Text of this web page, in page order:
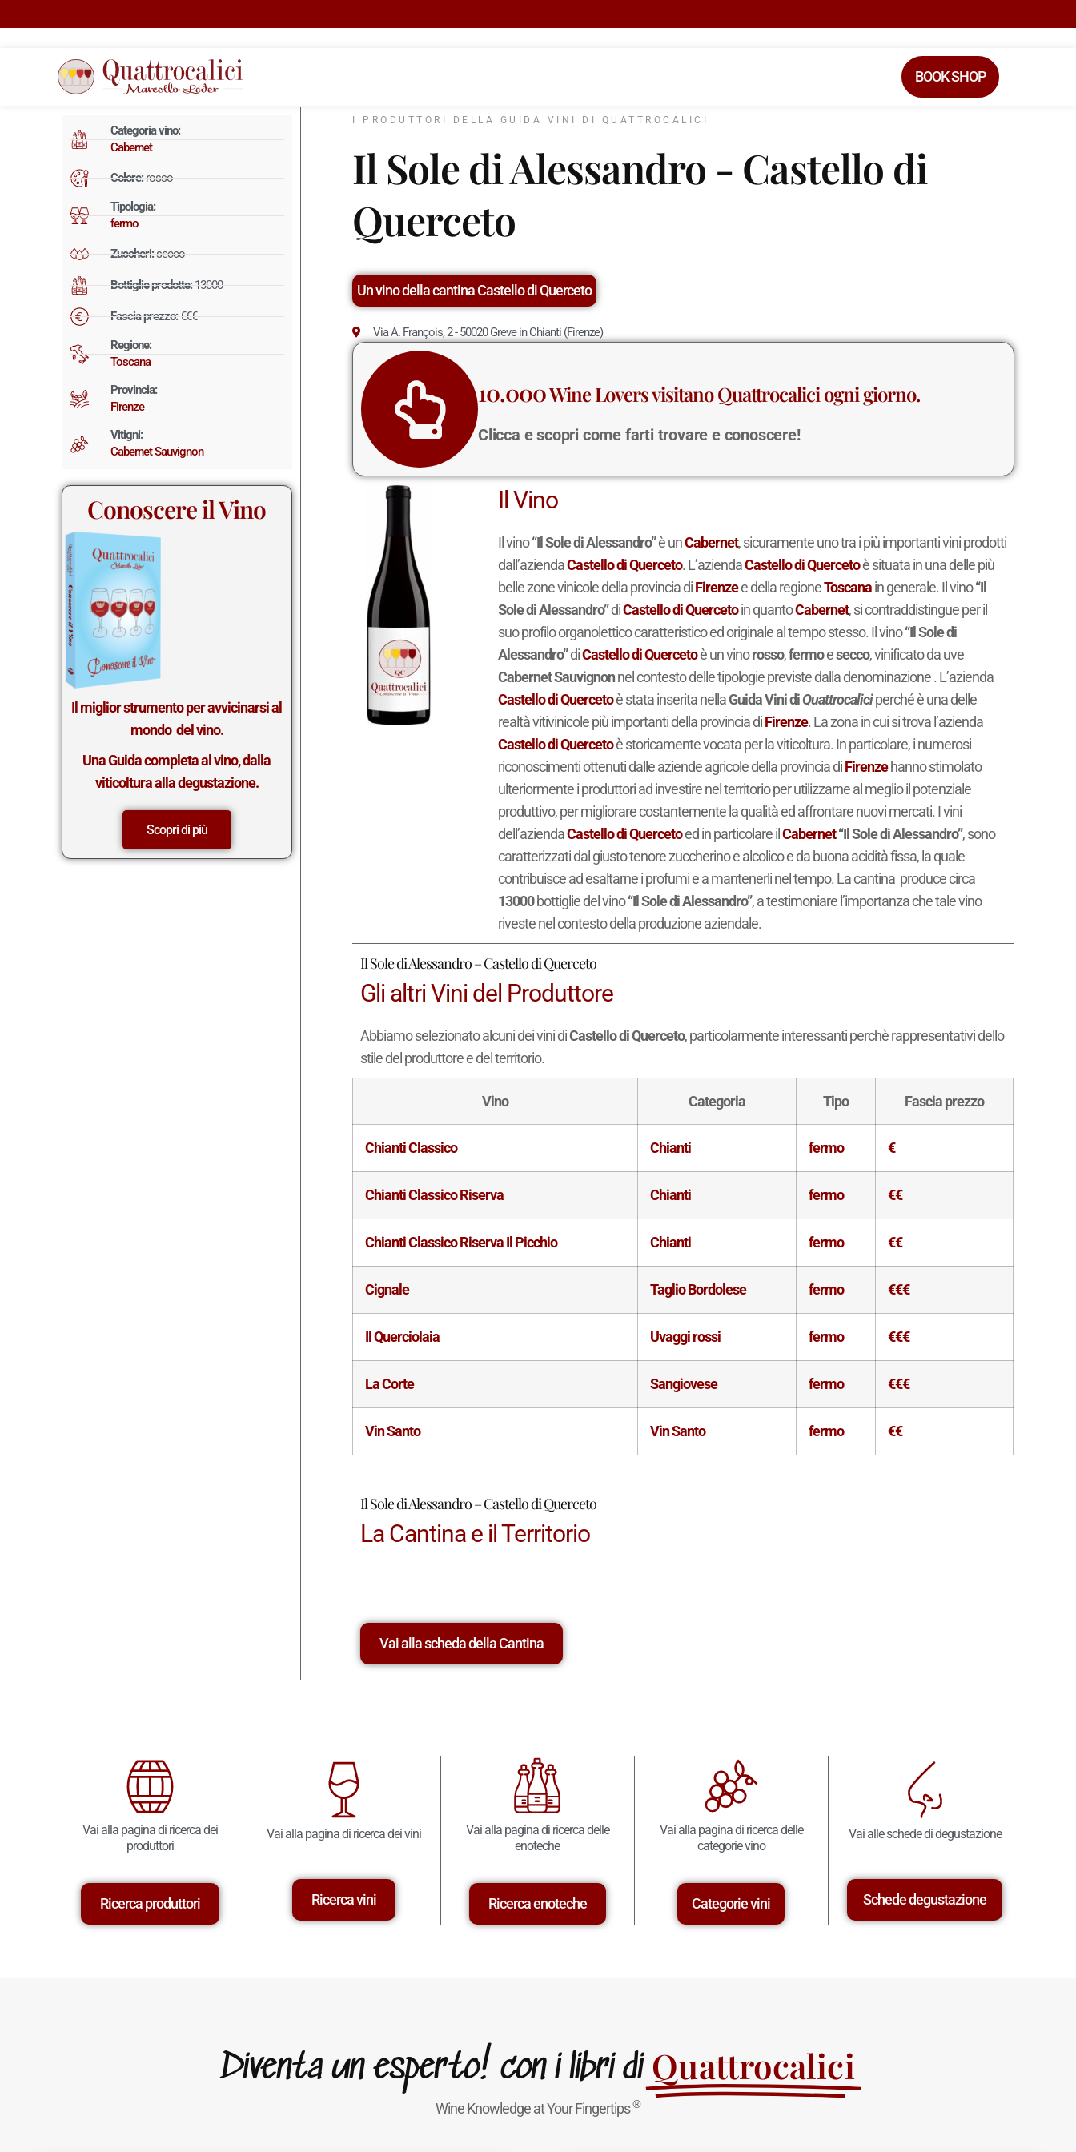
BOOK SHOP
Categoria vino:
Cabernet
Colore:rosso
Tipologia:
fermo
Zuccheri:secco
Bottiglie prodotte:13000
Fascia prezzo:€€€
Regione:
Toscana
Provincia:
Firenze
Vitigni:
Cabernet Sauvignon
Conoscere il Vino
Il miglior strumento per avvicinarsi al
mondo del vino.
Una Guida completa al vino, dalla
viticoltura alla degustazione.
Scopri di più
I PRODUTTORI DELLA GUIDA VINI DI QUATTROCALICI
Il Sole di Alessandro - Castello di
Querceto
Un vino della cantina Castello di Querceto
Via A. François, 2 - 50020 Greve in Chianti (Firenze)
10.000Wine Lovers visitano Quattrocalici ogni giorno.
Clicca e scopri come farti trovare e conoscere!
Il Vino
Il vino“Il Sole di Alessandro”è unCabernet, sicuramente uno tra i più importanti vini prodotti
dall’aziendaCastello di Querceto. L’aziendaCastello di Quercetoè situata in una delle più
belle zone vinicole della provincia diFirenzee della regioneToscanain generale. Il vino“Il
Sole di Alessandro”diCastello di Quercetoin quantoCabernet, si contraddistingue per il
suo profilo organolettico caratteristico ed originale al tempo stesso. Il vino“Il Sole di
Alessandro”diCastello di Quercetoè un vinorosso,fermoesecco, vinificato da uve
Cabernet Sauvignonnel contesto delle tipologie previste dalla denominazione . L’azienda
Castello di Quercetoè stata inserita nellaGuida Vini diQuattrocaliciperché è una delle
realtà vitivinicole più importanti della provincia diFirenze. La zona in cui si trova l’azienda
Castello di Quercetoè storicamente vocata per la viticoltura. In particolare, i numerosi
riconoscimenti ottenuti dalle aziende agricole della provincia diFirenzehanno stimolato
ulteriormente i produttori ad investire nel territorio per utilizzarne al meglio il potenziale
produttivo, per migliorare costantemente la qualità ed affrontare nuovi mercati. I vini
dell’aziendaCastello di Quercetoed in particolare il Cabernet “Il Sole di Alessandro”, sono
caratterizzati dal giusto tenore zuccherino e alcolico e da buona acidità fissa, la quale
contribuisce ad esaltarne i profumi e a mantenerli nel tempo. La cantina produce circa
13000bottiglie del vino“Il Sole di Alessandro”, a testimoniare l’importanza che tale vino
riveste nel contesto della produzione aziendale.
Il Sole di Alessandro – Castello di Querceto
Gli altri Vini del Produttore
Abbiamo selezionato alcuni dei vini diCastello di Querceto, particolarmente interessanti perchè rappresentativi dello
stile del produttore e del territorio.
Vino Categoria Tipo Fascia prezzo
Chianti Classico Chianti fermo €
Chianti Classico Riserva Chianti fermo €€
Chianti Classico Riserva Il Picchio Chianti fermo €€
Cignale Taglio Bordolese fermo €€€
Il Querciolaia Uvaggi rossi fermo €€€
La Corte Sangiovese fermo €€€
Vin Santo Vin Santo fermo €€
Il Sole di Alessandro – Castello di Querceto
La Cantina e il Territorio
Vai alla scheda della Cantina
Vai alla pagina di ricerca dei
produttori
Ricerca produttori
Vai alla pagina di ricerca dei vini
Ricerca vini
Vai alla pagina di ricerca delle
enoteche
Ricerca enoteche
Vai alla pagina di ricerca delle
categorie vino
Categorie vini
Vai alle schede di degustazione
Schede degustazione
Diventa un esperto! con i libri di Quattrocalici
Wine Knowledge at Your Fingertips®